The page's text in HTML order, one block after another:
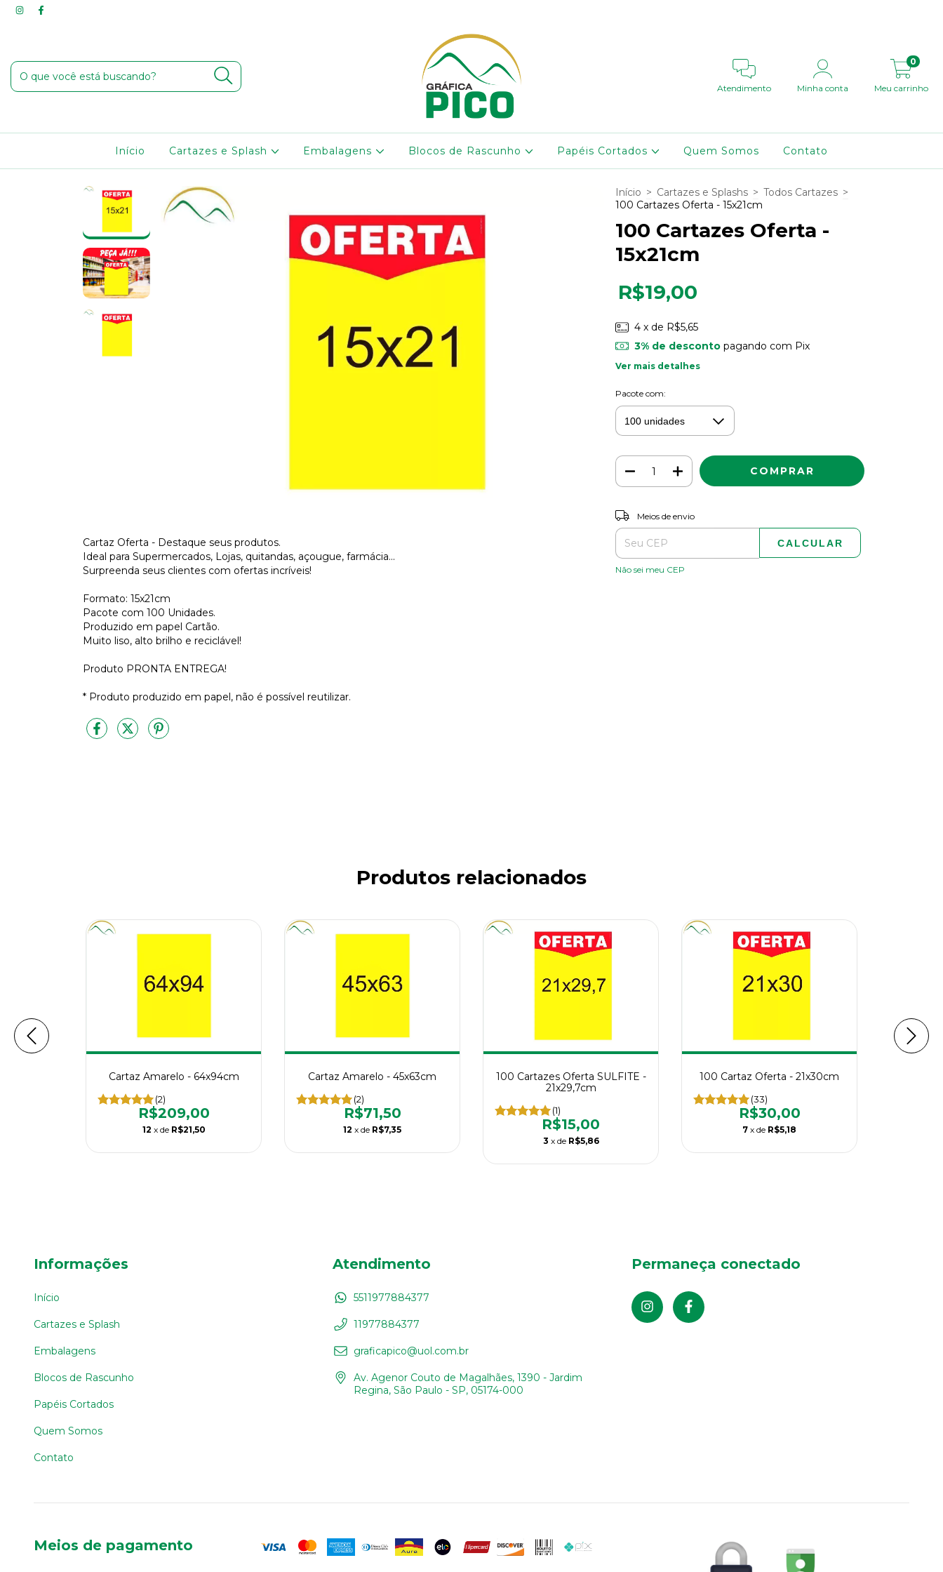
Atendimento Minha conta Meu carrinho
0
Início Cartazes e Splash Embalagens Blocos de Rascunho Papéis Cortados Quem Somos Contato
Cartaz Oferta - Destaque seus produtos.
Ideal para Supermercados, Lojas, quitandas, açougue, farmácia...
Surpreenda seus clientes com ofertas incríveis!
Formato: 15x21cm
Pacote com 100 Unidades.
Produzido em papel Cartão.
Muito liso, alto brilho e reciclável!
Produto PRONTA ENTREGA!
* Produto produzido em papel, não é possível reutilizar.
Início > Cartazes e Splashs > Todos Cartazes >
100 Cartazes Oferta - 15x21cm
100 Cartazes Oferta -
15x21cm
R$19,00
4 x de R$5,65
3% de descontopagando com Pix
Ver mais detalhes
Pacote com:
Entregas para o CEP:
Meios de envio
CALCULAR
Não sei meu CEP
Produtos relacionados
Cartaz Amarelo - 64x94cm
(2)
R$209,00
12 x de R$21,50
Cartaz Amarelo - 45x63cm
(2)
R$71,50
12 x de R$7,35
100 Cartazes Oferta SULFITE -
21x29,7cm
(1)
R$15,00
3 x de R$5,86
100 Cartaz Oferta - 21x30cm
(33)
R$30,00
7 x de R$5,18
Informações
Início
Cartazes e Splash
Embalagens
Blocos de Rascunho
Papéis Cortados
Quem Somos
Contato
Atendimento
5511977884377
11977884377
graficapico@uol.com.br
Av. Agenor Couto de Magalhães, 1390 - Jardim
Regina, São Paulo - SP, 05174-000
Permaneça conectado
Meios de pagamento